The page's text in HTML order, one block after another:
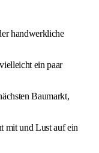
handwerkliche
ein paar
Baumarkt,
mit und Lust auf ein